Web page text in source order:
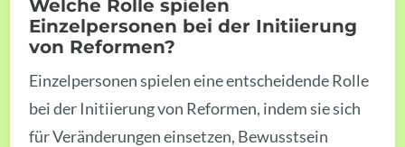
Welche Rolle spielen
Einzelpersonen bei der Initiierung
von Reformen?
Einzelpersonen spielen eine entscheidende Rolle
bei der Initiierung von Reformen, indem sie sich
für Veränderungen einsetzen, Bewusstsein